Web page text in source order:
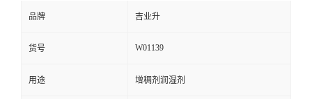
品牌 吉业升
货号 W01139
用途 增稠剂润湿剂